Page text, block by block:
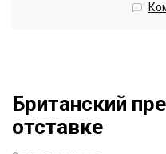
Британский
отставке